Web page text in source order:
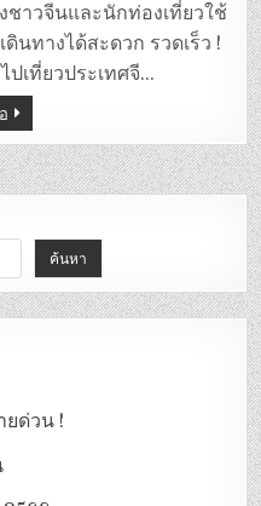
าวจีนและนักท่องเที่ยวใช้
นทางได้สะดวก รวดเร็ว !
ปเที่ยวประเทศจี…
ค้นหา
ยด่วน !